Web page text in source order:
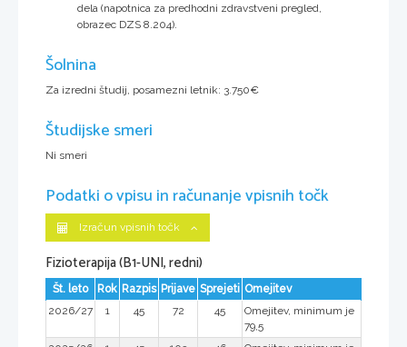
dela (napotnica za predhodni zdravstveni pregled,
obrazec DZS 8.204).
Šolnina
Za izredni študij, posamezni letnik: 3.750€
Študijske smeri
Ni smeri
Podatki o vpisu in računanje vpisnih točk
Izračun vpisnih točk
Fizioterapija (B1-UNI, redni)
Št. leto Rok Razpis Prijave Sprejeti Omejitev
2026/27
1 45 72 45
Omejitev, minimum je
79,5